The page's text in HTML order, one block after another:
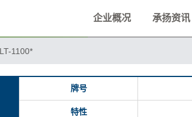
企业概况 承扬资讯
LT-1100*
牌号
特性